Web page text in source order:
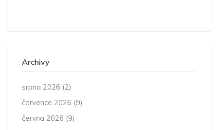
Archivy
srpna 2026 (2)
července 2026 (9)
června 2026 (9)